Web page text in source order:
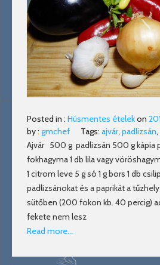
Posted in : Húsmentes ételekon
by : gmchef Tags: ajvár, padlizsán,
Ajvár 500 g padlizsán 500 g kápia
fokhagyma 1 db lila vagy
1 citrom leve 5 g só 1 g bors 1 db
padlizsánokat és a paprikát a
sütőben (200 fokon kb. 40 percig)
fekete nem lesz
Read more…